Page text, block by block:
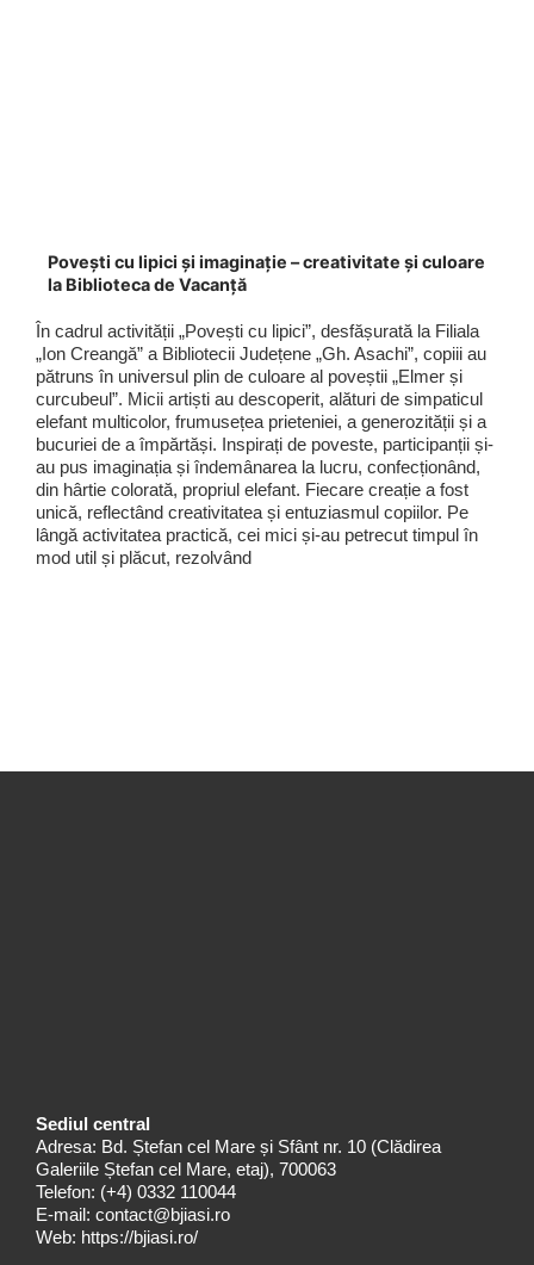
Povești cu lipici și imaginație – creativitate și culoare
la Biblioteca de Vacanță
În cadrul activității „Povești cu lipici”, desfășurată la Filiala
„Ion Creangă” a Bibliotecii Județene „Gh. Asachi”, copiii au
pătruns în universul plin de culoare al poveștii „Elmer și
curcubeul”. Micii artiști au descoperit, alături de simpaticul
elefant multicolor, frumusețea prieteniei, a generozității și a
bucuriei de a împărtăși. Inspirați de poveste, participanții și-
au pus imaginația și îndemânarea la lucru, confecționând,
din hârtie colorată, propriul elefant. Fiecare creație a fost
unică, reflectând creativitatea și entuziasmul copiilor. Pe
lângă activitatea practică, cei mici și-au petrecut timpul în
mod util și plăcut, rezolvând
Sediul central
Adresa: Bd. Ștefan cel Mare și Sfânt nr. 10 (Clădirea
Galeriile Ștefan cel Mare, etaj), 700063
Telefon: (+4) 0332 110044
E-mail: contact@bjiasi.ro
Web: https://bjiasi.ro/